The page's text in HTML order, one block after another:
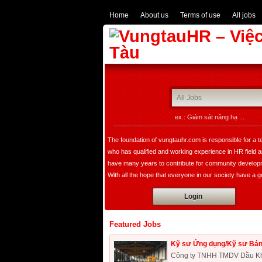
Home About us Terms of use All jobs
ex.: Giám sát nâng hạ ...
The foundation of vungtauhr.com is responsible for a
who has qualified and working experience in HR field
have many years to contribute for community
With all the hope that everyone in our society have a
image of leader, founder, a expert in HR department
bring comfortable choice for all of companies not only in
domestic but also expand overseas.
Login
Featured Jobs
Kỹ sư Ứng dụng/Kỹ sư
Công ty TNHH TMDV Dầu